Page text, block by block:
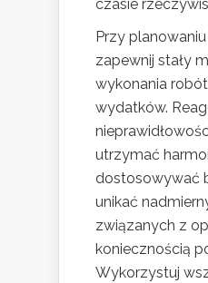
czasie
Przy
zapewnij stały
wykonania
wydatków.
utrzymać
dostosowywać
unikać
związanych z
koniecznością
Wykorzystuj